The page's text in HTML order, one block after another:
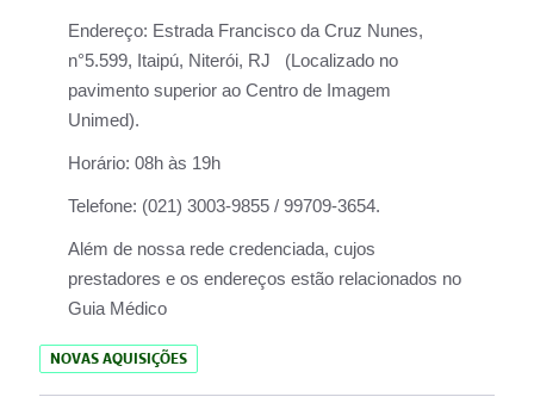
Endereço: Estrada Francisco da Cruz Nunes,
n°5.599, Itaipú, Niterói, RJ (Localizado no
pavimento superior ao Centro de Imagem
Unimed).
Horário: 08h às 19h
Telefone: (021) 3003-9855 / 99709-3654.
Além de nossa rede credenciada, cujos
prestadores e os endereços estão relacionados no
Guia Médico
NOVAS AQUISIÇÕES